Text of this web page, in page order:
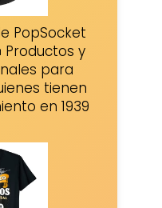
PopSocket
Productos y
para
tienen
en 1939